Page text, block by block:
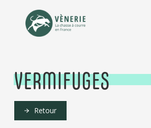
VERMIFUGES
Retour